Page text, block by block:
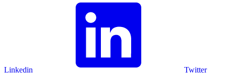
Linkedin Twitter